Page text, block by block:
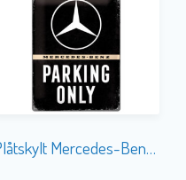
Plåtskylt Mercedes-Benz Parking Only 30×40